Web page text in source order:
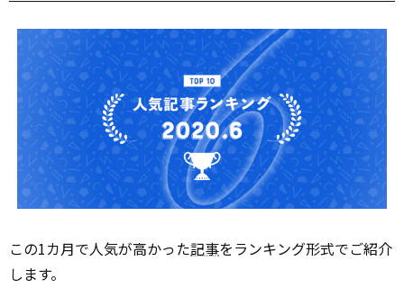
この1カ月で人気が高かった記事をランキング形式でご紹介
します。